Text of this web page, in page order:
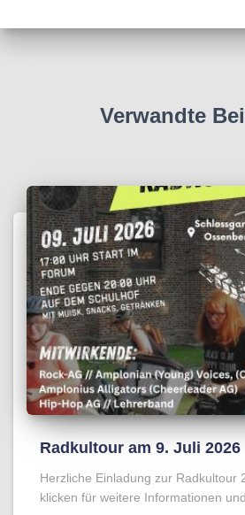
Verwandte
Radkultour am 9. Juli 2026
Herzliche Einladung zur Radkultour
klicken für weitere Informationen